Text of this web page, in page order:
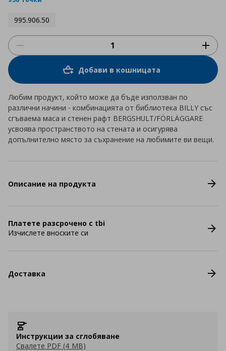
995.906.50
Добави в кошницата
Любим продукт, който може да бъде използван по
различни начини - комбинацията от библиотека BILLY със
сгъваема маса и стенен рафт BERGSHULT/FÖRLÄGGARE
усвоява пространството на стената и осигурява
допълнително място за съхранение на любимите ви вещи.
Описание на продукта
Платете разсрочено с tbi
Изчислете вноските си
Доставка
Инструкции за сглобяване
Свалете PDF (4 MB)